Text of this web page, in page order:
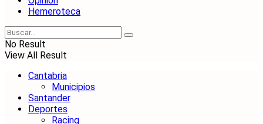
Hemeroteca
No Result
View All Result
Cantabria
Municipios
Santander
Deportes
Racing